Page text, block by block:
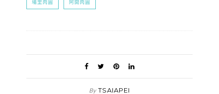
埔里肉圓 阿開肉圓
By TSAIAPEI